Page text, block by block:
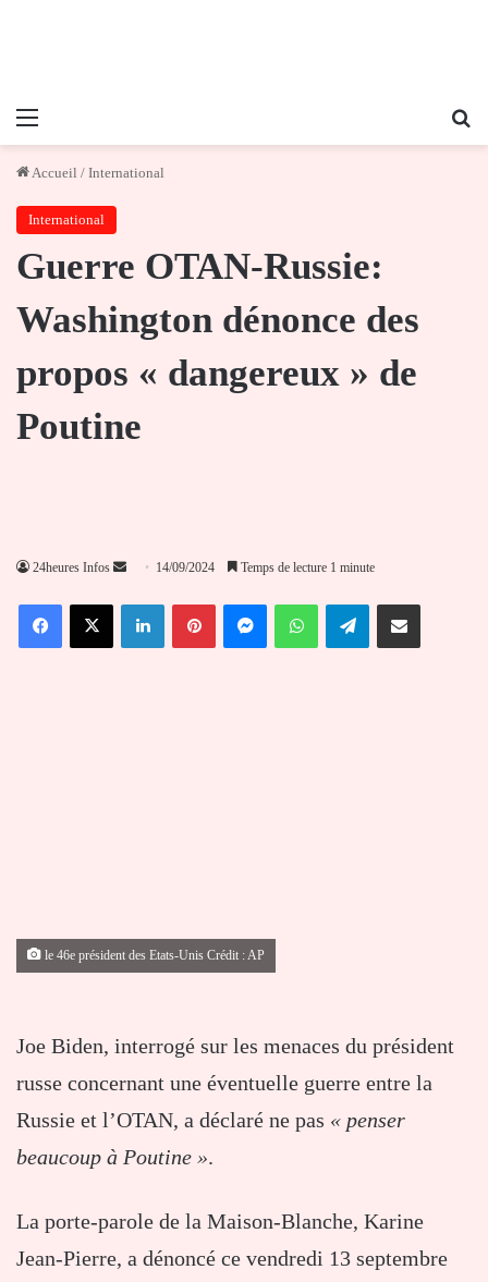
Menu
Accueil / International
International
Guerre OTAN-Russie:
Washington dénonce des
propos « dangereux » de
Poutine
24heures Infos
Envoyer
courriel
14/09/2024 Temps de lecture 1 minute
FacebookX LinkedinPinterestMessengerWhatsAppTelegramPartager par email
le 46e président des Etats-Unis Crédit : AP
Joe Biden, interrogé sur les menaces du président
russe concernant une éventuelle guerre entre la
Russie et l’OTAN, a déclaré ne pas « penser
beaucoup à Poutine ».
La porte-parole de la Maison-Blanche, Karine
Jean-Pierre, a dénoncé ce vendredi 13 septembre